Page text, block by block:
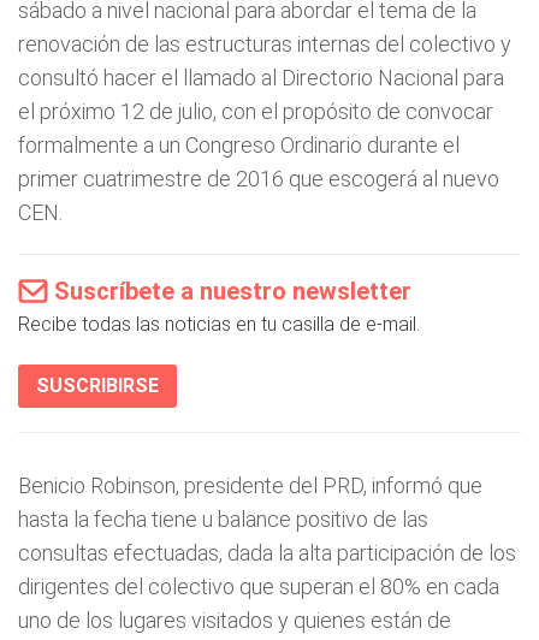
sábado a nivel nacional para abordar el tema de la
renovación de las estructuras internas del colectivo y
consultó hacer el llamado al Directorio Nacional para
el próximo 12 de julio, con el propósito de convocar
formalmente a un Congreso Ordinario durante el
primer cuatrimestre de 2016 que escogerá al nuevo
CEN.
Suscríbete a nuestro newsletter
Recibe todas las noticias en tu casilla de e-mail.
SUSCRIBIRSE
Benicio Robinson, presidente del PRD, informó que
hasta la fecha tiene u balance positivo de las
consultas efectuadas, dada la alta participación de los
dirigentes del colectivo que superan el 80% en cada
uno de los lugares visitados y quienes están de